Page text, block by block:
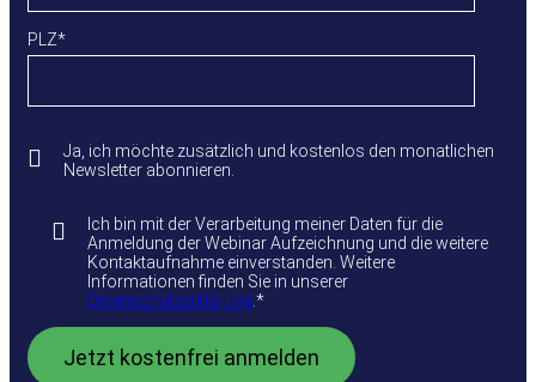
PLZ*
Ja, ich möchte zusätzlich und kostenlos den monatlichen
Newsletter abonnieren.
Ich bin mit der Verarbeitung meiner Daten für die
Anmeldung der Webinar Aufzeichnung und die weitere
Kontaktaufnahme einverstanden. Weitere
Informationen finden Sie in unserer
Datenschutzerklärung *